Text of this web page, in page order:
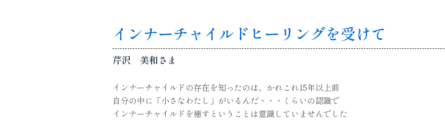
インナーチャイルドヒーリングを受けて
芹沢 美和さま
インナーチャイルドの存在を知ったのは、かれこれ15年以上前
自分の中に「小さなわたし」がいるんだ・・・くらいの認識で
インナーチャイルドを癒すということは意識していませんでした